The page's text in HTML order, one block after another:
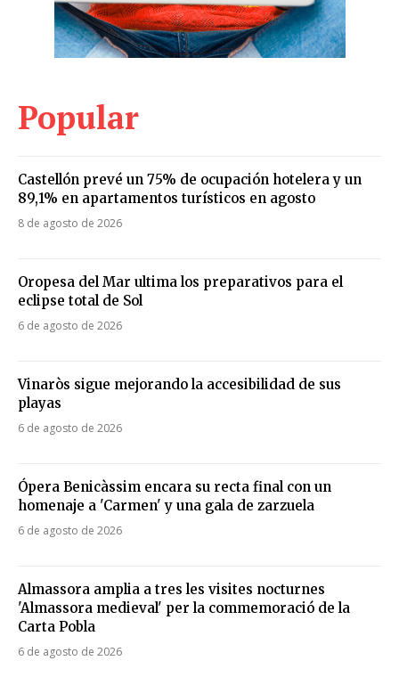
Popular
Castellón prevé un 75% de ocupación hotelera y un
89,1% en apartamentos turísticos en agosto
8 de agosto de 2026
Oropesa del Mar ultima los preparativos para el
eclipse total de Sol
6 de agosto de 2026
Vinaròs sigue mejorando la accesibilidad de sus
playas
6 de agosto de 2026
Ópera Benicàssim encara su recta final con un
homenaje a 'Carmen' y una gala de zarzuela
6 de agosto de 2026
Almassora amplia a tres les visites nocturnes
'Almassora medieval' per la commemoració de la
Carta Pobla
6 de agosto de 2026